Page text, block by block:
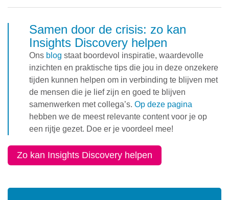
Samen door de crisis: zo kan
Insights Discovery helpen
Ons blog staat boordevol inspiratie, waardevolle
inzichten en praktische tips die jou in deze onzekere
tijden kunnen helpen om in verbinding te blijven met
de mensen die je lief zijn en goed te blijven
samenwerken met collega’s. Op deze pagina
hebben we de meest relevante content voor je op
een rijtje gezet. Doe er je voordeel mee!
Zo kan Insights Discovery helpen